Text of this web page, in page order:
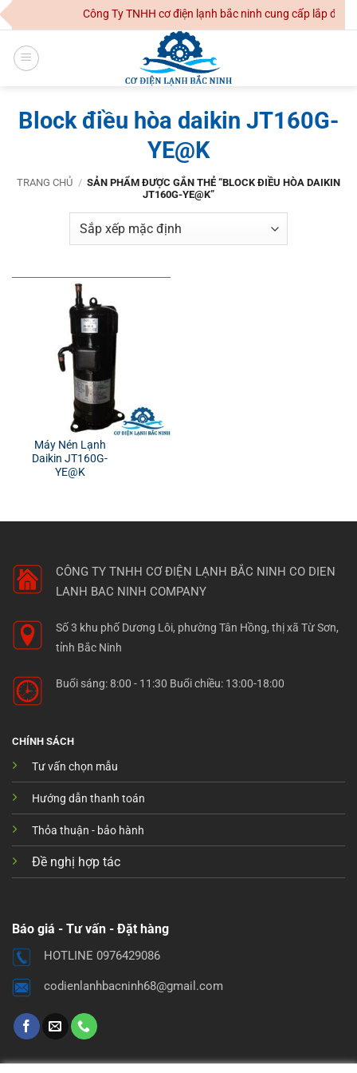
Skip
to
content
Công Ty TNHH cơ điện lạnh bắc ninh cung cấp lắp đặt
Block điều hòa daikin JT160G-
YE@K
TRANG CHỦ / SẢN PHẨM ĐƯỢC GẮN THẺ “BLOCK ĐIỀU HÒA DAIKIN
JT160G-YE@K”
Máy Nén Lạnh
Daikin JT160G-
YE@K
CÔNG TY TNHH CƠ ĐIỆN LẠNH BẮC NINH CO DIEN
LANH BAC NINH COMPANY
Số 3 khu phố Dương Lôi, phường Tân Hồng, thị xã Từ Sơn,
tỉnh Bắc Ninh
Buổi sáng: 8:00 - 11:30 Buổi chiều: 13:00-18:00
CHÍNH SÁCH
Tư vấn chọn mẫu
Hướng dẫn thanh toán
Thỏa thuận - bảo hành
Đề nghị hợp tác
Báo giá - Tư vấn - Đặt hàng
HOTLINE 0976429086
codienlanhbacninh68@gmail.com